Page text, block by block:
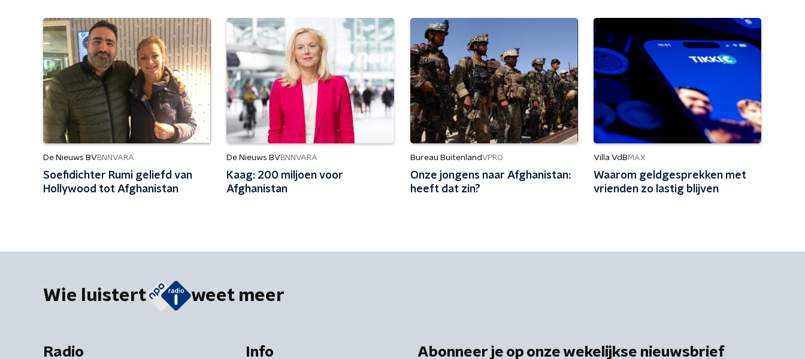
De Nieuws BVBNNVARA
Soefidichter Rumi geliefd van
Hollywood tot Afghanistan
De Nieuws BVBNNVARA
Kaag: 200 miljoen voor
Afghanistan
Bureau BuitenlandVPRO
Onze jongens naar Afghanistan:
heeft dat zin?
Villa VdB MAX
Waarom geldgesprekken met
vrienden zo lastig blijven
Wie luistert weet meer
Radio Info Abonneer je op onze wekelijkse nieuwsbrief